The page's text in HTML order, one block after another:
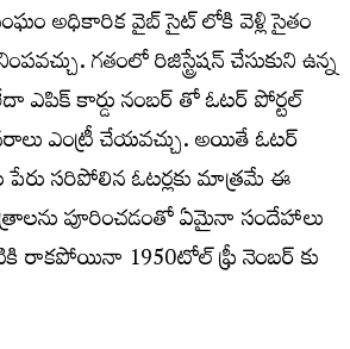
అధికారిక వైబ్ సైట్ లోకి వెళ్లి సైతం
గతంలో రిజిస్ట్రేషన్ చేసుకుని ఉన్న
కార్డు నంబర్ తో ఓటర్ పోర్టల్
ఎంట్రీ చేయవచ్చు. అయితే ఓటర్
సరిపోలిన ఓటర్లకు మాత్రమే ఈ
పూరించడంతో ఏమైనా సందేహాలు
రాకపోయినా 1950టోల్ ఫ్రీ నెంబర్ కు